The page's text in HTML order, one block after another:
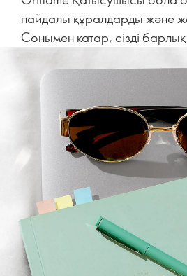
пайдалы құралдарды және
Сонымен қатар, сізді барлық